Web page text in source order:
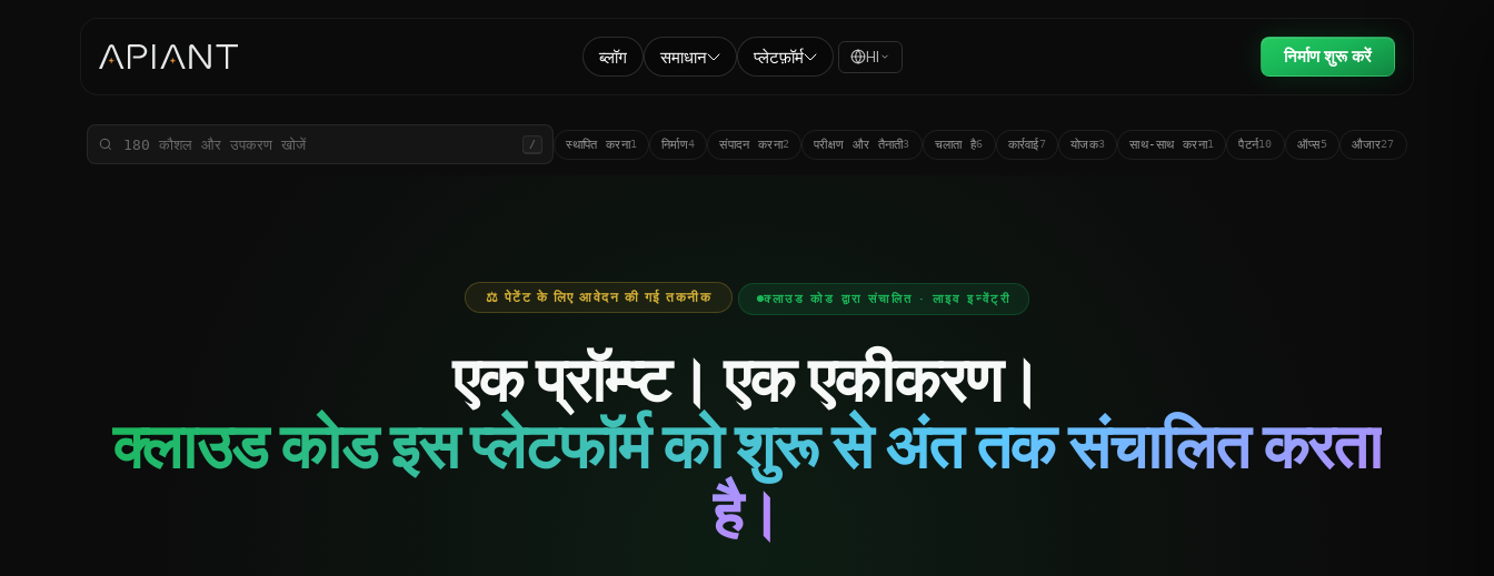
ब्लॉग समाधान प्लेटफ़ॉर्म HI निर्माण शुरू करें
/ स्थापित करना1 निर्माण4 संपादन करना2 परीक्षण और तैनाती3 चलाता है6 कार्रवाई7 योजक3 साथ-साथ करना1 पैटर्न10 ऑप्स5 औजार27
⚖ पेटेंट के लिए आवेदन की गई तकनीक क्लाउड कोड द्वारा संचालित · लाइव इन्वेंट्री
एक प्रॉम्प्ट। एक एकीकरण।
क्लाउड कोड इस प्लेटफॉर्म को शुरू से अंत तक संचालित करता
है।